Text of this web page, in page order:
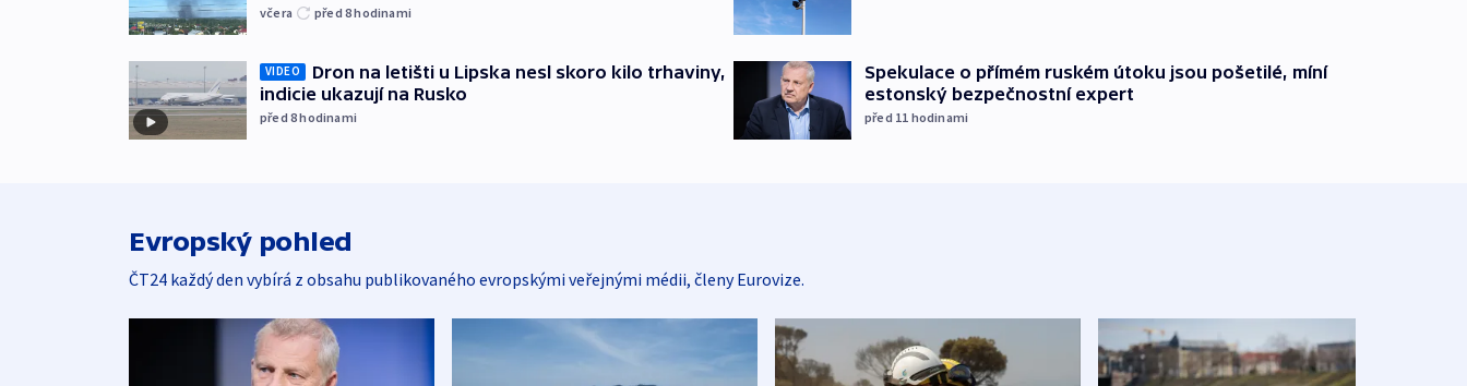
včera před 8hodinami
VIDEO
Dron na letišti u Lipska nesl skoro kilo trhaviny,
indicie ukazují na Rusko
před 8hodinami
Spekulace o přímém ruském útoku jsou pošetilé, míní
estonský bezpečnostní expert
před 11 hodinami
Evropský pohled
ČT24 každý den vybírá z obsahu publikovaného evropskými veřejnými médii, členy Eurovize.